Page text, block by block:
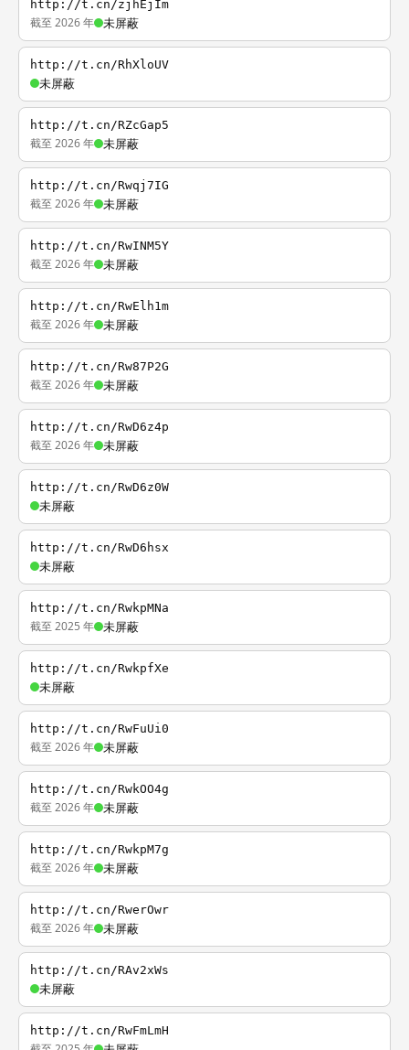
http://t.cn/zjhEjIm
截至 2026 年 未屏蔽
http://t.cn/RhXloUV
未屏蔽
http://t.cn/RZcGap5
截至 2026 年 未屏蔽
http://t.cn/Rwqj7IG
截至 2026 年 未屏蔽
http://t.cn/RwINM5Y
截至 2026 年 未屏蔽
http://t.cn/RwElh1m
截至 2026 年 未屏蔽
http://t.cn/Rw87P2G
截至 2026 年 未屏蔽
http://t.cn/RwD6z4p
截至 2026 年 未屏蔽
http://t.cn/RwD6z0W
未屏蔽
http://t.cn/RwD6hsx
未屏蔽
http://t.cn/RwkpMNa
截至 2025 年 未屏蔽
http://t.cn/RwkpfXe
未屏蔽
http://t.cn/RwFuUi0
截至 2026 年 未屏蔽
http://t.cn/RwkOO4g
截至 2026 年 未屏蔽
http://t.cn/RwkpM7g
截至 2026 年 未屏蔽
http://t.cn/RwerOwr
截至 2026 年 未屏蔽
http://t.cn/RAv2xWs
未屏蔽
http://t.cn/RwFmLmH